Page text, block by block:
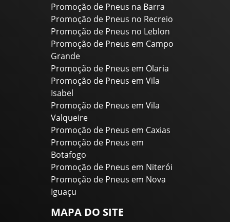
Promoção de Pneus na Barra
Promoção de Pneus no Recreio
Promoção de Pneus no Leblon
Promoção de Pneus em Campo
Grande
Promoção de Pneus em Olaria
Promoção de Pneus em Vila
Isabel
Promoção de Pneus em Vila
Valqueire
Promoção de Pneus em Caxias
Promoção de Pneus em
Botafogo
Promoção de Pneus em Niterói
Promoção de Pneus em Nova
Iguaçu
MAPA DO SITE